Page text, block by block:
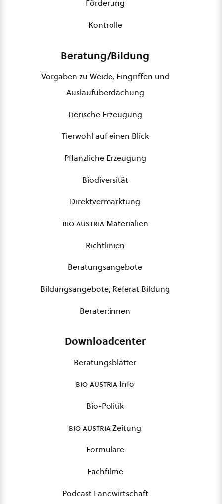
Förderung
Kontrolle
Beratung/Bildung
Vorgaben zu Weide, Eingriffen und
Auslaufüberdachung
Tierische Erzeugung
Tierwohl auf einen Blick
Pflanzliche Erzeugung
Biodiversität
Direktvermarktung
bio austriaMaterialien
Richtlinien
Beratungsangebote
Bildungsangebote, Referat Bildung
Berater:innen
Downloadcenter
Beratungsblätter
bio austria Info
Bio-Politik
bio austriaZeitung
Formulare
Fachfilme
Podcast Landwirtschaft